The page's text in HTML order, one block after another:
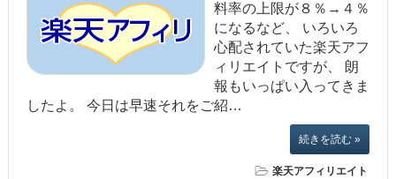
料率の上限が８％→４％
になるなど、 いろいろ
心配されていた楽天アフ
ィリエイトですが、 朗
報もいっぱい入ってきま
したよ。 今日は早速それをご紹…
続きを読む »
楽天アフィリエイト